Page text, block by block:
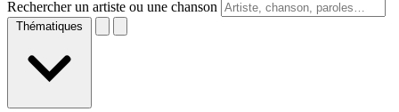
Rechercher un artiste ou une chanson
Thématiques